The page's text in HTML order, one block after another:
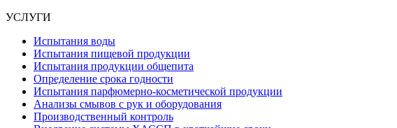
УСЛУГИ
Испытания воды
Испытания пищевой продукции
Испытания продукции общепита
Определение срока годности
Испытания парфюмерно-косметической продукции
Анализы смывов с рук и оборудования
Производственный контроль